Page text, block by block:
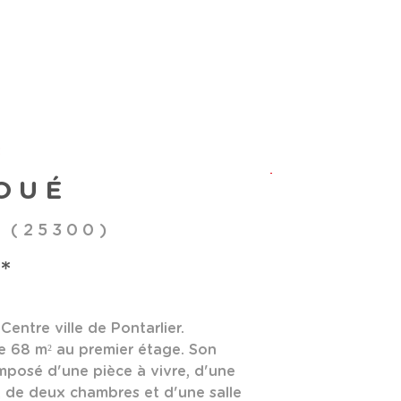
pour :
qualité :
vous accompagner tout au long de votre
rapidement vos transactions.
de votre bien locatif, notre équipe est à votre
et de la maintenance. Cela vous
(25300)
ville de Pontarlier.
68 m² au premier étage. Son
d'une pièce à vivre, d'une
de deux chambres et d'une salle